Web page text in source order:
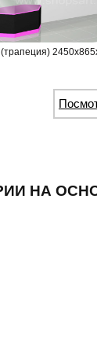
(трапеция)
НА